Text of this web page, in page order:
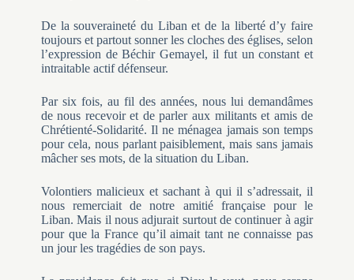
De la souveraineté du Liban et de la liberté d’y faire
toujours et partout sonner les cloches des églises, selon
l’expression de Béchir Gemayel, il fut un constant et
intraitable actif défenseur.
Par six fois, au fil des années, nous lui demandâmes
de nous recevoir et de parler aux militants et amis de
Chrétienté-Solidarité. Il ne ménagea jamais son temps
pour cela, nous parlant paisiblement, mais sans jamais
mâcher ses mots, de la situation du Liban.
Volontiers malicieux et sachant à qui il s’adressait, il
nous remerciait de notre amitié française pour le
Liban. Mais il nous adjurait surtout de continuer à agir
pour que la France qu’il aimait tant ne connaisse pas
un jour les tragédies de son pays.